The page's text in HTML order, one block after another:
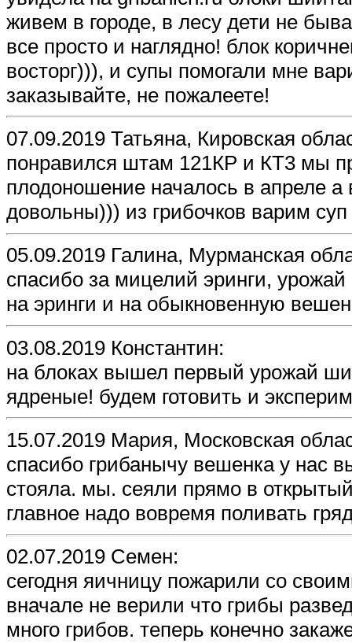
живем в городе, в лесу дети не
все просто и наглядно! блок
восторг))), и супы помогали мне
заказывайте, не пожалеете!
07.09.2019 Татьяна, Кировская
понравился штам 121КP и КТ3 мы
плодоношение началось в апреле
довольны))) из грибочков варим суп
05.09.2019 Галина, Мурманская
спасибо за мицелий эринги,
на эринги и на обыкновенную
03.08.2019 Константин:
на блоках вышел первый урожай
ядреные! будем готовить и
15.07.2019 Мария, Московская
спасибо грибанычу вешенка у нас
стояла. мы. сеяли прямо в
главное надо вовремя поливать
02.07.2019 Семен:
сегодня яичницу пожарили со
вначале не верили что грибы
много грибов. теперь конечно